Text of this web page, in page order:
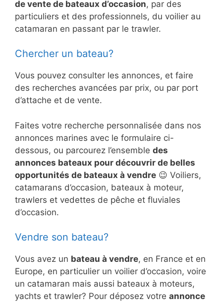
de vente de bateaux d’occasion, par des
particuliers et des professionnels, du voilier au
catamaran en passant par le trawler.
Chercher un bateau?
Vous pouvez consulter les annonces, et faire
des recherches avancées par prix, ou par port
d’attache et de vente.
Faites votre recherche personnalisée dans nos
annonces marines avec le formulaire ci-
dessous, ou parcourez l’ensemble des
annonces bateaux pour découvrir de belles
opportunités de bateaux à vendre 😉 Voiliers,
catamarans d’occasion, bateaux à moteur,
trawlers et vedettes de pêche et fluviales
d’occasion.
Vendre son bateau?
Vous avez un bateau à vendre, en France et en
Europe, en particulier un voilier d’occasion, voire
un catamaran mais aussi bateaux à moteurs,
yachts et trawler? Pour déposez votre annonce